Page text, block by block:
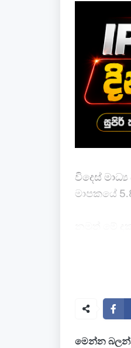
විදෙස්
මාපකයේ
නමුත් මේ
තුළ
ජපානයේ
පැවසීය.
මෙන්න